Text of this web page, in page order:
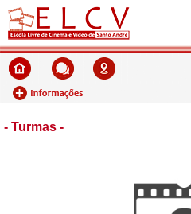
- Turmas -